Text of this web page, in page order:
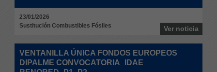
23/01/2026
Sustitución Combustibles Fósiles
Ver noticia
VENTANILLA ÚNICA FONDOS EUROPEOS
DIPALME CONVOCATORIA_IDAE